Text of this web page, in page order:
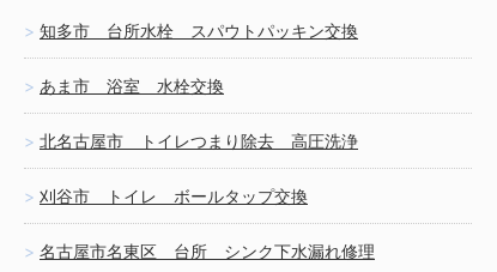
知多市 台所水栓 スパウトパッキン交換
あま市 浴室 水栓交換
北名古屋市 トイレつまり除去 高圧洗浄
刈谷市 トイレ ボールタップ交換
名古屋市名東区 台所 シンク下水漏れ修理